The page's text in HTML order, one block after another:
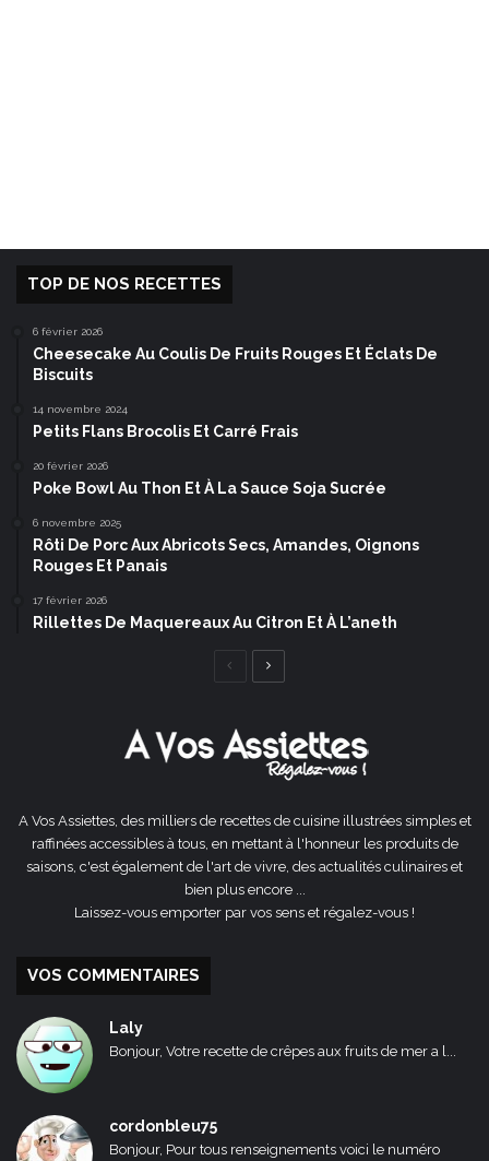
TOP DE NOS RECETTES
6 février 2026
Cheesecake Au Coulis De Fruits Rouges Et Éclats De
Biscuits
14 novembre 2024
Petits Flans Brocolis Et Carré Frais
20 février 2026
Poke Bowl Au Thon Et À La Sauce Soja Sucrée
6 novembre 2025
Rôti De Porc Aux Abricots Secs, Amandes, Oignons
Rouges Et Panais
17 février 2026
Rillettes De Maquereaux Au Citron Et À L’aneth
Page
A Vos Assiettes, des milliers de recettes de cuisine illustrées simples et
raffinées accessibles à tous, en mettant à l'honneur les produits de
saisons, c'est également de l'art de vivre, des actualités culinaires et
bien plus encore ...
Laissez-vous emporter par vos sens et régalez-vous !
VOS COMMENTAIRES
Laly
Bonjour, Votre recette de crêpes aux fruits de mer a l...
cordonbleu75
Bonjour, Pour tous renseignements voici le numéro